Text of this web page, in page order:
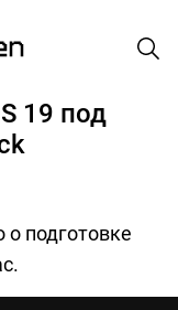
19 под
о подготовке